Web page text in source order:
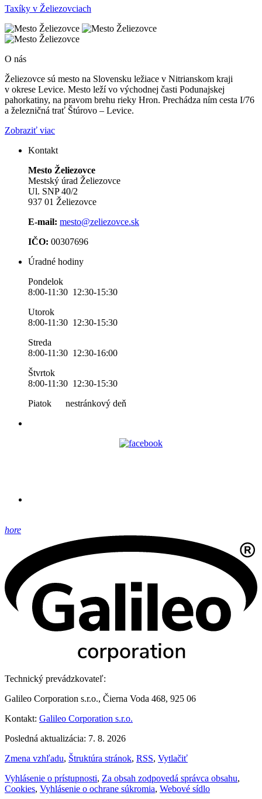
Taxíky v Želiezovciach
O nás
Želiezovce sú mesto na Slovensku ležiace v Nitrianskom kraji
v okrese Levice. Mesto leží vo východnej časti Podunajskej
pahorkatiny, na pravom brehu rieky Hron. Prechádza ním cesta I/76
a železničná trať Štúrovo – Levice.
Zobraziť viac
Kontakt
Mesto Želiezovce
Mestský úrad Želiezovce
Ul. SNP 40/2
937 01 Želiezovce
E-mail: mesto@zeliezovce.sk
IČO: 00307696
Úradné hodiny
Pondelok
8:00-11:30 12:30-15:30
Utorok
8:00-11:30 12:30-15:30
Streda
8:00-11:30 12:30-16:00
Štvrtok
8:00-11:30 12:30-15:30
Piatok nestránkový deň
hore
Technický prevádzkovateľ:
Galileo Corporation s.r.o., Čierna Voda 468, 925 06
Kontakt: Galileo Corporation s.r.o.
Posledná aktualizácia: 7. 8. 2026
Zmena vzhľadu, Štruktúra stránok, RSS, Vytlačiť
Vyhlásenie o prístupnosti, Za obsah zodpovedá správca obsahu,
Cookies, Vyhlásenie o ochrane súkromia, Webové sídlo